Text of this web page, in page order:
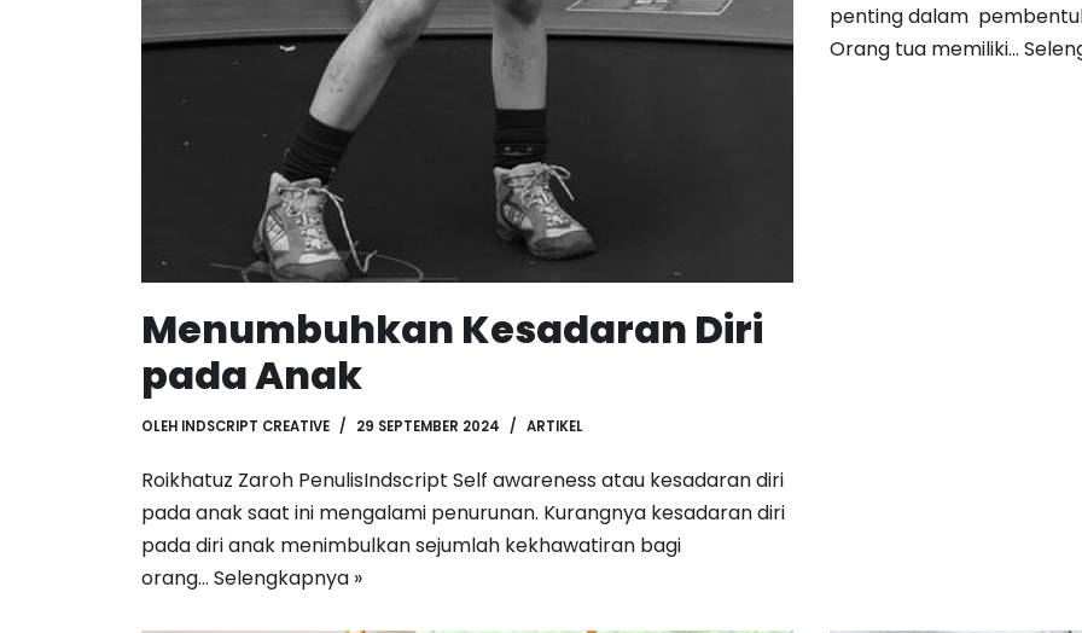
Menumbuhkan Kesadaran Diri
pada Anak
OLEH INDSCRIPT CREATIVE 29 SEPTEMBER 2024 ARTIKEL
Roikhatuz Zaroh PenulisIndscript Self awareness atau kesadaran diri
pada anak saat ini mengalami penurunan. Kurangnya kesadaran diri
pada diri anak menimbulkan sejumlah kekhawatiran bagi
orang… Selengkapnya »
penting dalam
Orang tua memiliki…